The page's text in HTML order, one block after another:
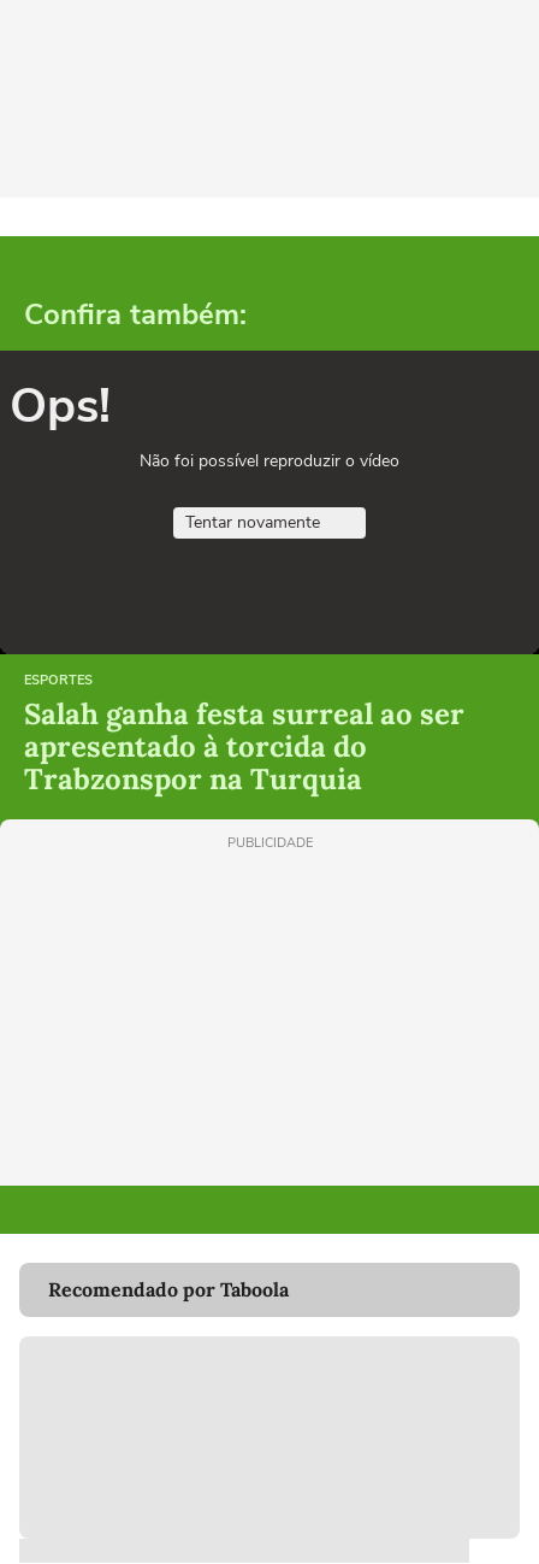
Confira também:
Ops!
Não foi possível reproduzir o vídeo
Tentar novamente
ESPORTES
Salah ganha festa surreal ao ser
apresentado à torcida do
Trabzonspor na Turquia
PUBLICIDADE
Recomendado por Taboola